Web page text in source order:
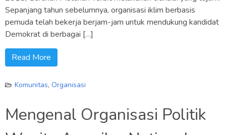
Sepanjang tahun sebelumnya, organisasi iklim berbasis
pemuda telah bekerja berjam-jam untuk mendukung kandidat
Demokrat di berbagai […]
Read More
Komunitas, Organisasi
Mengenal Organisasi Politik